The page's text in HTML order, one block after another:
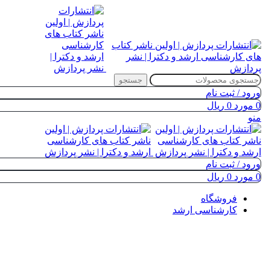
جستجو
ورود / ثبت نام
0 مورد 0 ریال
منو
ورود / ثبت نام
0 مورد 0 ریال
فروشگاه
کارشناسی ارشد